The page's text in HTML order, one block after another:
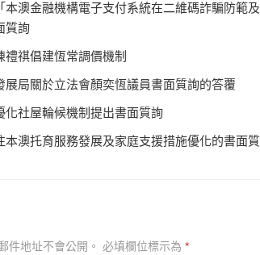
本澳金融機構電子支付系統在二維碼詐騙防範
質詢
祺倡建恆常調價機制
展局關於立法會顏奕恆議員書面質詢的答覆
化社屋輪候機制提出書面質詢
澳托育服務發展及家庭支援措施優化的書面質
件地址不會公開。 必填欄位標示為 *